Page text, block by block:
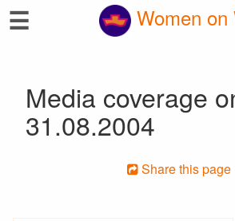
☰ Women on
Media coverage
31.08.2004
Share this page